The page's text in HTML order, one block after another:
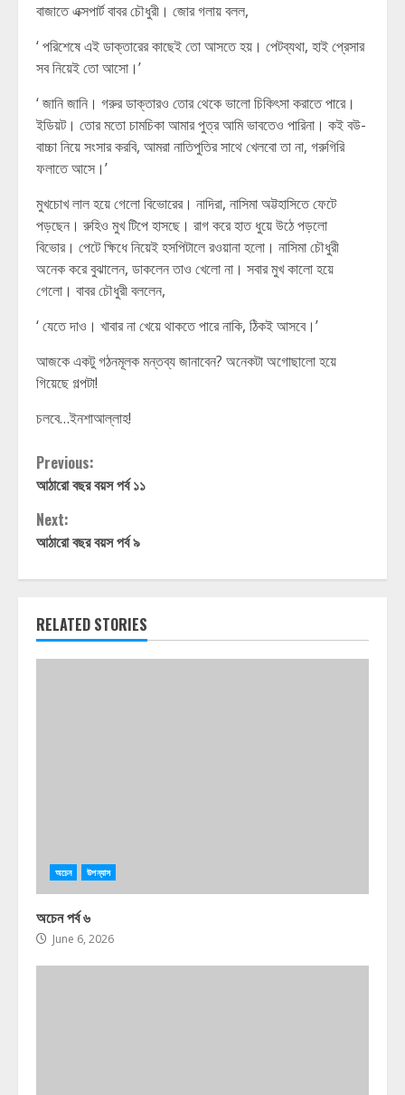
বাজাতে এক্সপার্ট বাবর চৌধুরী। জোর গলায় বলল,
‘ পরিশেষে এই ডাক্তারের কাছেই তো আসতে হয়। পেটব্যথা, হাই প্রেসার
সব নিয়েই তো আসো।’
‘ জানি জানি। গরুর ডাক্তারও তোর থেকে ভালো চিকিৎসা করাতে পারে।
ইডিয়ট। তোর মতো চামচিকা আমার পুত্র আমি ভাবতেও পারিনা। কই বউ-
বাচ্চা নিয়ে সংসার করবি, আমরা নাতিপুতির সাথে খেলবো তা না, গরুগিরি
ফলাতে আসে।’
মুখচোখ লাল হয়ে গেলো বিভোরের। নাদিরা, নাসিমা অট্টহাসিতে ফেটে
পড়ছেন। রুহিও মুখ টিপে হাসছে। রাগ করে হাত ধুয়ে উঠে পড়লো
বিভোর। পেটে ক্ষিধে নিয়েই হসপিটালে রওয়ানা হলো। নাসিমা চৌধুরী
অনেক করে বুঝালেন, ডাকলেন তাও খেলো না। সবার মুখ কালো হয়ে
গেলো। বাবর চৌধুরী বললেন,
‘ যেতে দাও। খাবার না খেয়ে থাকতে পারে নাকি, ঠিকই আসবে।’
আজকে একটু গঠনমূলক মন্তব্য জানাবেন? অনেকটা অগোছালো হয়ে
গিয়েছে গল্পটা!
চলবে…ইনশাআল্লাহ!
Continue
Reading
Previous:
আঠারো বছর বয়স পর্ব ১১
Next:
আঠারো বছর বয়স পর্ব ৯
RELATED STORIES
অচেন উপন্যাস
অচেন পর্ব ৬
June 6, 2026